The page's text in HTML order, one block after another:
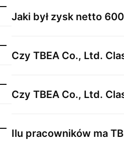
Jaki był zysk netto
Czy TBEA Co., Ltd.
Czy TBEA Co., Ltd.
Ilu pracowników ma